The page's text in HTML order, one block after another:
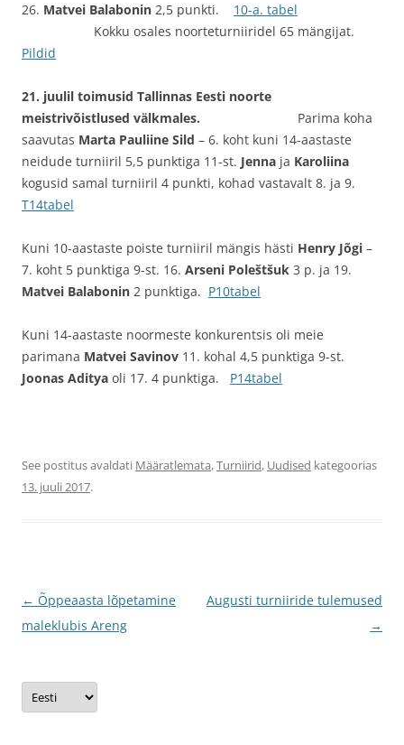
26. Matvei Balabonin 2,5 punkti. 10-a. tabel
Kokku osales noorteturniiridel 65 mängijat.
Pildid
21. juulil toimusid Tallinnas Eesti noorte
meistrivõistlused välkmales. Parima koha
saavutas Marta Pauliine Sild – 6. koht kuni 14-aastaste
neidude turniiril 5,5 punktiga 11-st. Jenna ja Karoliina
kogusid samal turniiril 4 punkti, kohad vastavalt 8. ja 9.
T14tabel
Kuni 10-aastaste poiste turniiril mängis hästi Henry Jõgi –
7. koht 5 punktiga 9-st. 16. Arseni Poleštšuk 3 p. ja 19.
Matvei Balabonin 2 punktiga. P10tabel
Kuni 14-aastaste noormeste konkurentsis oli meie
parimana Matvei Savinov 11. kohal 4,5 punktiga 9-st.
Joonas Aditya oli 17. 4 punktiga. P14tabel
See postitus avaldati Määratlemata,Turniirid, Uudised kategoorias
13. juuli 2017.
Postituste
töölaud
← Õppeaasta lõpetamine
maleklubis Areng
Augusti turniiride tulemused
→
Vali
keel